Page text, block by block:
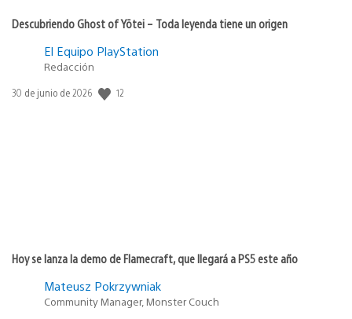
Descubriendo Ghost of Yōtei – Toda leyenda tiene un origen
El Equipo PlayStation
Redacción
Fecha
30 de junio de 2026 12
Hoy se lanza la demo de Flamecraft, que llegará a PS5 este año
Mateusz Pokrzywniak
Community Manager, Monster Couch